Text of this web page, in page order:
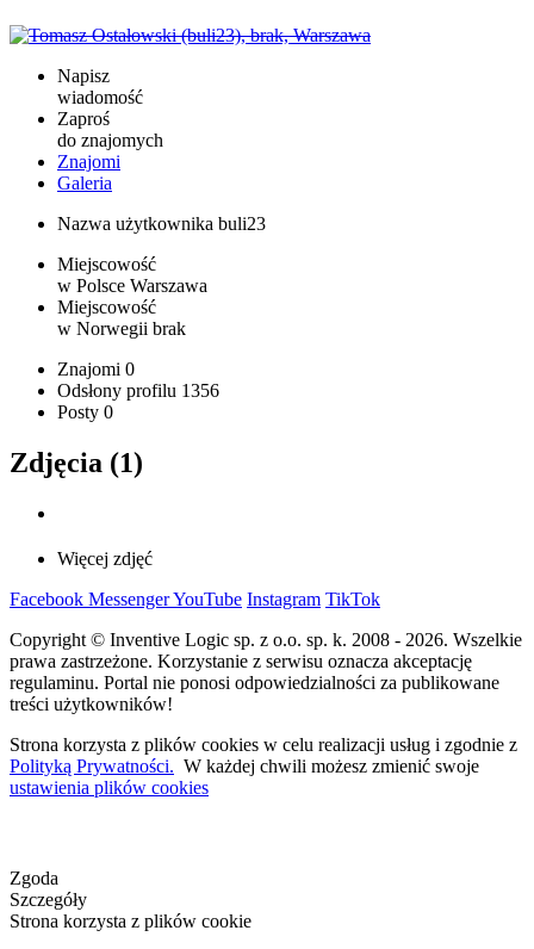
Napisz
wiadomość
Zaproś
do znajomych
Znajomi
Galeria
Nazwa użytkownika buli23
Miejscowość
w Polsce Warszawa
Miejscowość
w Norwegii brak
Znajomi 0
Odsłony profilu 1356
Posty 0
Zdjęcia (1)
Więcej zdjęć
Facebook MessengerYouTube Instagram TikTok
Copyright © Inventive Logic sp. z o.o. sp. k. 2008 - 2026. Wszelkie
prawa zastrzeżone. Korzystanie z serwisu oznacza akceptację
regulaminu. Portal nie ponosi odpowiedzialności za publikowane
treści użytkowników!
Strona korzysta z plików cookies w celu realizacji usług i zgodnie z
Polityką Prywatności. W każdej chwili możesz zmienić swoje
ustawienia plików cookies
Zgoda
Szczegóły
Strona korzysta z plików cookie